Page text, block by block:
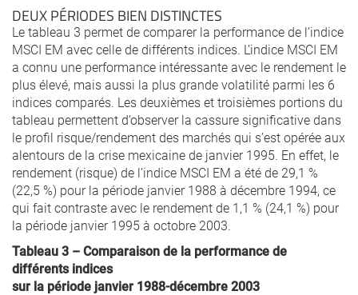
DEUX PÉRIODES BIEN DISTINCTES
Le tableau 3 permet de comparer la performance de l’indice
MSCI EM avec celle de différents indices. L’indice MSCI EM
a connu une performance intéressante avec le rendement le
plus élevé, mais aussi la plus grande volatilité parmi les 6
indices comparés. Les deuxièmes et troisièmes portions du
tableau permettent d’observer la cassure significative dans
le profil risque/rendement des marchés qui s’est opérée aux
alentours de la crise mexicaine de janvier 1995. En effet, le
rendement (risque) de l’indice MSCI EM a été de 29,1 %
(22,5 %) pour la période janvier 1988 à décembre 1994, ce
qui fait contraste avec le rendement de 1,1 % (24,1 %) pour
la période janvier 1995 à octobre 2003.
Tableau 3 – Comparaison de la performance de
différents indices
sur la période janvier 1988-décembre 2003